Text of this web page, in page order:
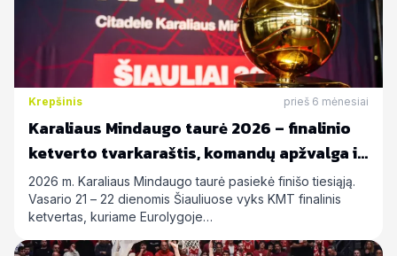
Krepšinis prieš 6 mėnesiai
Karaliaus Mindaugo taurė 2026 – finalinio
ketverto tvarkaraštis, komandų apžvalga ir
statymų prognozės
2026 m. Karaliaus Mindaugo taurė pasiekė finišo tiesiąją.
Vasario 21 – 22 dienomis Šiauliuose vyks KMT finalinis
ketvertas, kuriame Eurolygoje…